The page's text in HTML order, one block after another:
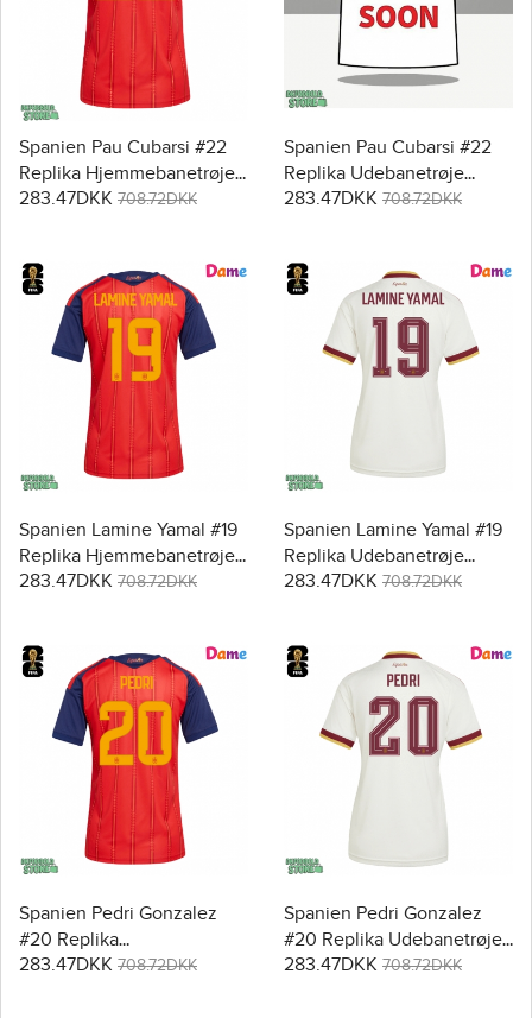
Spanien Pau Cubarsi #22
Replika Hjemmebanetrøje
Dame VM 2026 Kortærmet
283.47DKK 708.72DKK
Spanien Pau Cubarsi #22
Replika Udebanetrøje
Dame VM 2026 Kortærmet
283.47DKK 708.72DKK
Spanien Lamine Yamal #19
Replika Hjemmebanetrøje
Dame VM 2026 Kortærmet
283.47DKK 708.72DKK
Spanien Lamine Yamal #19
Replika Udebanetrøje
Dame VM 2026 Kortærmet
283.47DKK 708.72DKK
Spanien Pedri Gonzalez
#20 Replika
Hjemmebanetrøje Dame
283.47DKK 708.72DKK
Spanien Pedri Gonzalez
#20 Replika Udebanetrøje
Dame VM 2026 Kortærmet
283.47DKK 708.72DKK